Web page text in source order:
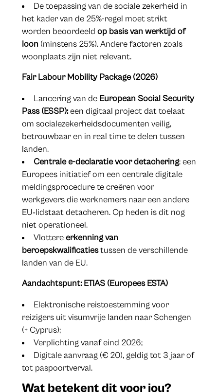
De toepassing van de sociale zekerheid in
het kader van de 25%-regel moet strikt
worden beoordeeld op basis van werktijd of
loon (minstens 25%). Andere factoren zoals
woonplaats zijn niet relevant.
Fair Labour Mobility Package (2026)
Lancering van de European Social Security
Pass (ESSP):een digitaal project dat toelaat
om socialezekerheidsdocumenten veilig,
betrouwbaar en in real time te delen tussen
landen.
Centrale e-declaratie voor detachering: een
Europees initiatief om een centrale digitale
meldingsprocedure te creëren voor
werkgevers die werknemers naar een andere
EU‑lidstaat detacheren. Op heden is dit nog
niet operationeel.
Vlottereerkenning van
beroepskwalificatiestussen de verschillende
landen van de EU.
Aandachtspunt: ETIAS (Europees ESTA)
Elektronische reistoestemming voor
reizigers uit visumvrije landen naar Schengen
(+ Cyprus);
Verplichting vanaf eind 2026;
Digitale aanvraag (€ 20), geldig tot 3 jaar of
tot paspoortverval.
Wat betekent dit voor jou?